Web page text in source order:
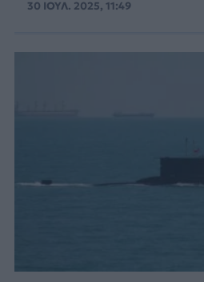
30 ΙΟΥΛ. 2025, 11:49